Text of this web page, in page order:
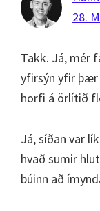
28.
Takk. Já, mér
yfirsýn yfir þær
horfi á örlítið
Já, síðan var
hvað sumir
búinn að